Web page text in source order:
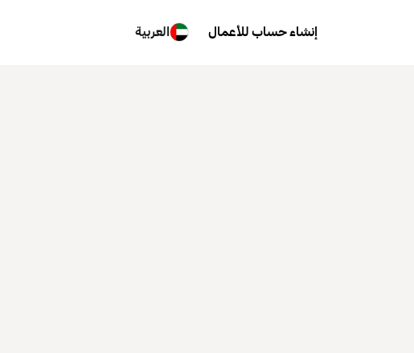
إنشاء حساب للأعمال العربية